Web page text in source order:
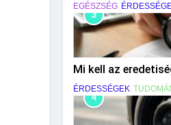
EGÉSZSÉG
3
Mi kell az
ÉRDESSÉGEK
4